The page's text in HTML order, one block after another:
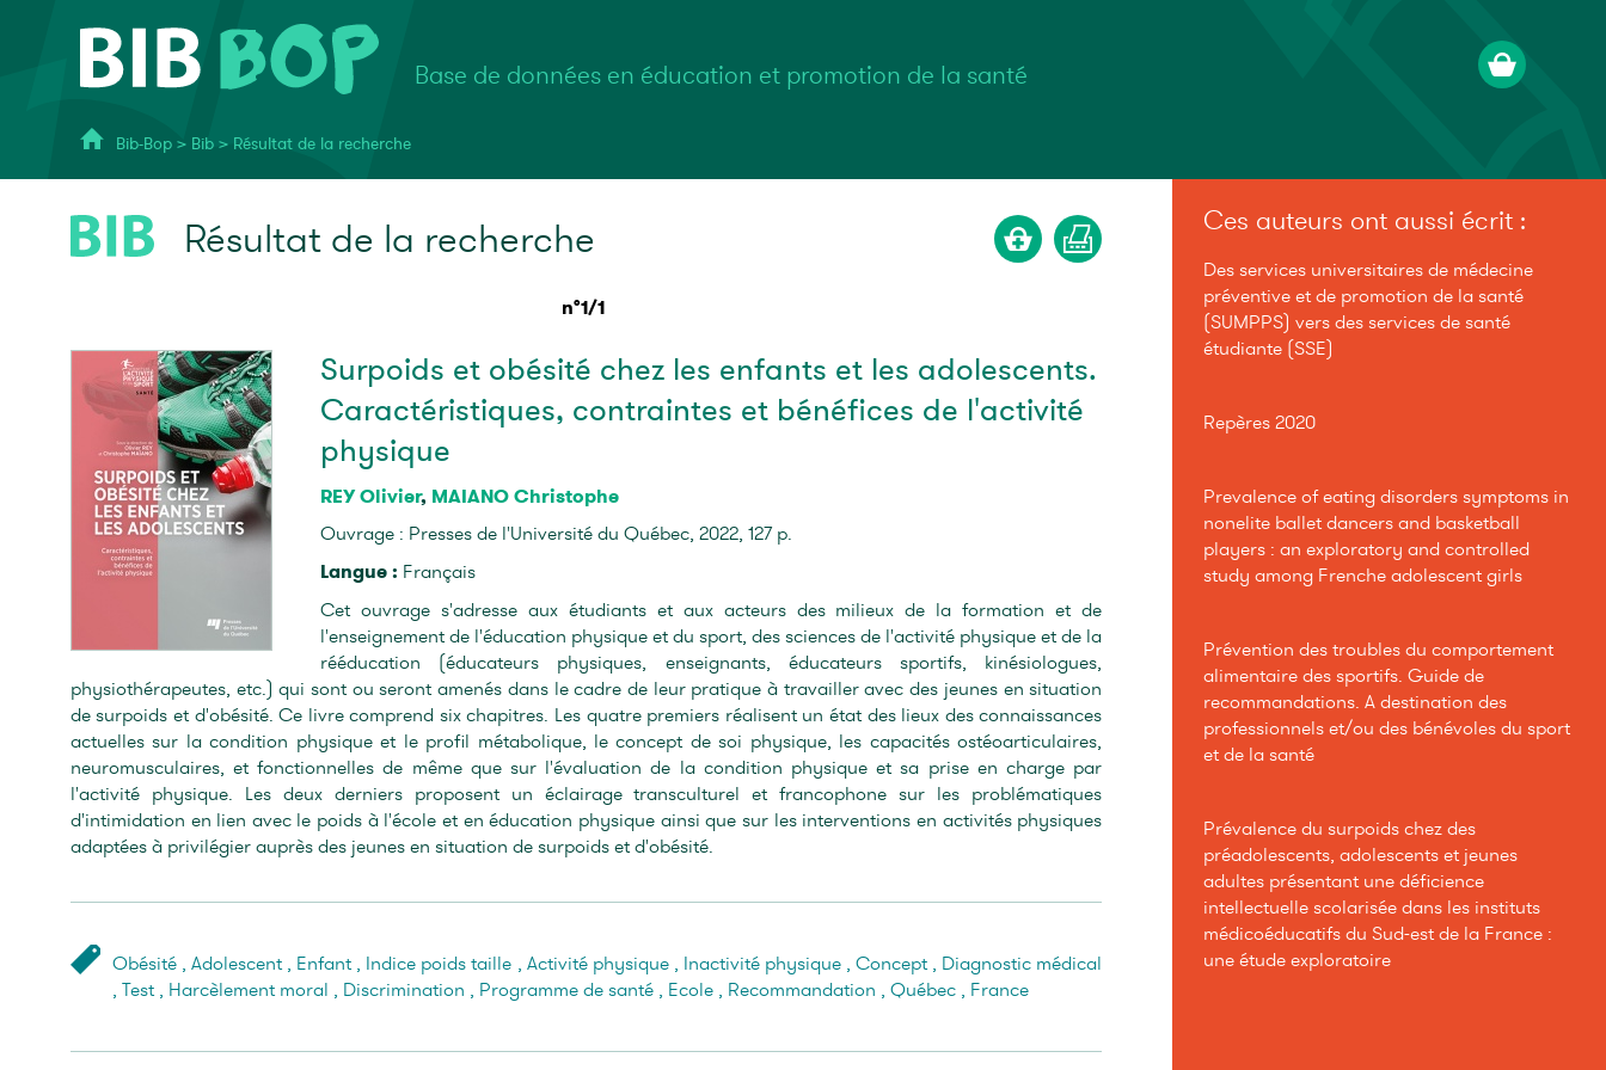
Base de données en éducation et promotion de la santé
Bib-Bop > Bib > Résultat de la recherche
Résultat de la recherche
n°1/1
Surpoids et obésité chez les enfants et les adolescents.
Caractéristiques, contraintes et bénéfices de l'activité
physique
REY Olivier, MAIANO Christophe
Ouvrage : Presses de l'Université du Québec, 2022, 127 p.
Langue : Français
Cet ouvrage s'adresse aux étudiants et aux acteurs des milieux de la formation et de
l'enseignement de l'éducation physique et du sport, des sciences de l'activité physique et de la
rééducation (éducateurs physiques, enseignants, éducateurs sportifs, kinésiologues,
physiothérapeutes, etc.) qui sont ou seront amenés dans le cadre de leur pratique à travailler avec des jeunes en situation
de surpoids et d'obésité. Ce livre comprend six chapitres. Les quatre premiers réalisent un état des lieux des connaissances
actuelles sur la condition physique et le profil métabolique, le concept de soi physique, les capacités ostéoarticulaires,
neuromusculaires, et fonctionnelles de même que sur l'évaluation de la condition physique et sa prise en charge par
l'activité physique. Les deux derniers proposent un éclairage transculturel et francophone sur les problématiques
d'intimidation en lien avec le poids à l'école et en éducation physique ainsi que sur les interventions en activités physiques
adaptées à privilégier auprès des jeunes en situation de surpoids et d'obésité.
Obésité,Adolescent, Enfant, Indice poids taille , Activité physique, Inactivité physique,Concept, Diagnostic médical
, Test, Harcèlement moral , Discrimination , Programme de santé, Ecole, Recommandation , Québec, France
Ces auteurs ont aussi écrit :
Des services universitaires de médecine
préventive et de promotion de la santé
(SUMPPS) vers des services de santé
étudiante (SSE)
Repères 2020
Prevalence of eating disorders symptoms in
nonelite ballet dancers and basketball
players : an exploratory and controlled
study among Frenche adolescent girls
Prévention des troubles du comportement
alimentaire des sportifs. Guide de
recommandations. A destination des
professionnels et/ou des bénévoles du sport
et de la santé
Prévalence du surpoids chez des
préadolescents, adolescents et jeunes
adultes présentant une déficience
intellectuelle scolarisée dans les instituts
médicoéducatifs du Sud-est de la France :
une étude exploratoire